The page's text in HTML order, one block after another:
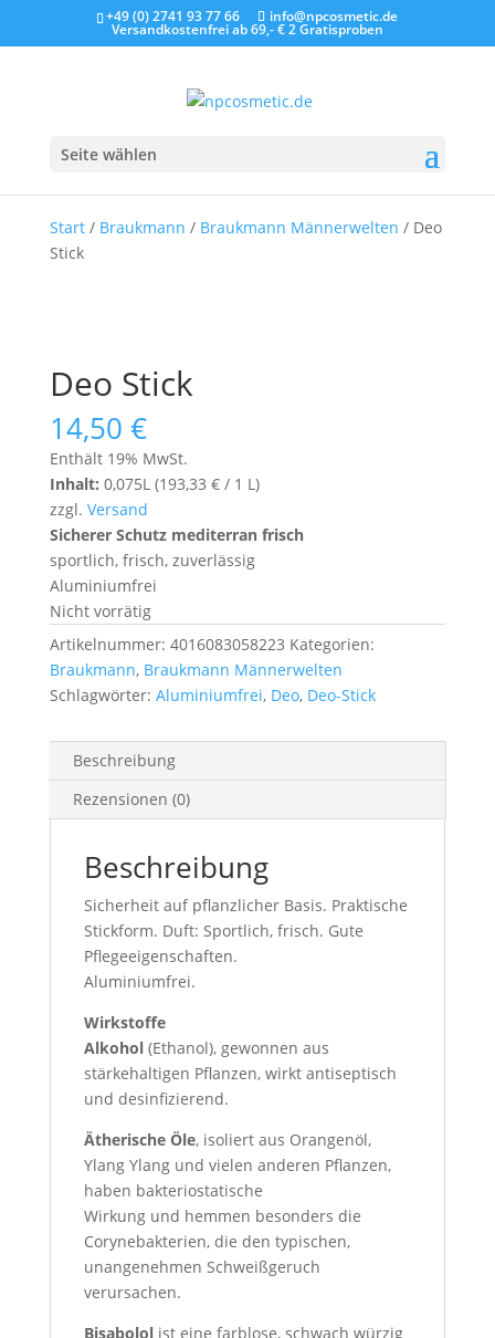
+49 (0) 2741 93 77 66 info@npcosmetic.de
Versandkostenfrei ab 69,- €2 Gratisproben
Seite wählen
Start/ Braukmann / Braukmann Männerwelten / Deo
Stick
Deo Stick
14,50 €
Enthält 19% MwSt.
Inhalt: 0,075L (193,33 €/ 1 L)
zzgl. Versand
Sicherer Schutz mediterran frisch
sportlich, frisch, zuverlässig
Aluminiumfrei
Nicht vorrätig
Artikelnummer: 4016083058223 Kategorien:
Braukmann, Braukmann Männerwelten
Schlagwörter: Aluminiumfrei, Deo, Deo-Stick
Beschreibung
Rezensionen (0)
Beschreibung
Sicherheit auf pflanzlicher Basis. Praktische
Stickform. Duft: Sportlich, frisch. Gute
Pflegeeigenschaften.
Aluminiumfrei.
Wirkstoffe
Alkohol(Ethanol), gewonnen aus
stärkehaltigen Pflanzen, wirkt antiseptisch
und desinfizierend.
Ätherische Öle, isoliert aus Orangenöl,
Ylang Ylang und vielen anderen Pflanzen,
haben bakteriostatische
Wirkung und hemmen besonders die
Corynebakterien, die den typischen,
unangenehmen Schweißgeruch
verursachen.
Bisabololist eine farblose, schwach würzig